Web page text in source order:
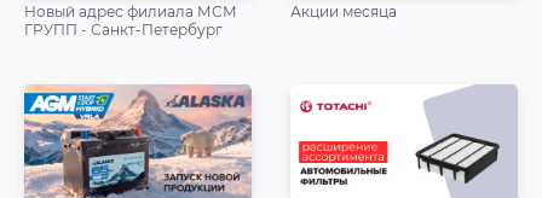
Новый адрес филиала МСМ
ГРУПП - Санкт-Петербург
Акции месяца